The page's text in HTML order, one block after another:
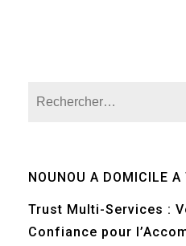
NOUNOU A DOMICILE
Trust Multi-Services :
Confiance pour